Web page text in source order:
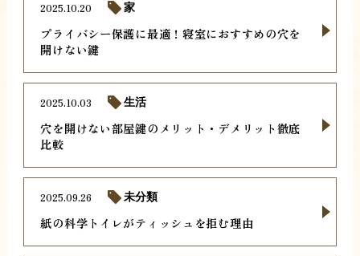
プライバシー保護に最適！寝室におすすめの穴を
開けない鍵
2025.10.20 家
穴を開けない部屋鍵のメリット・デメリット徹底
比較
2025.10.03 生活
紙の科学トイレがティッシュを拒む理由
2025.09.26 未分類